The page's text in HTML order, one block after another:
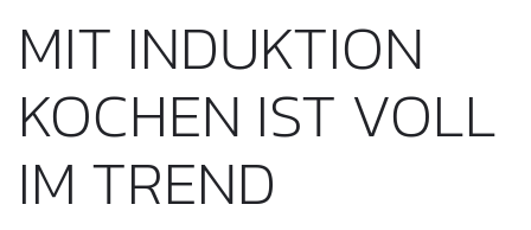
MIT INDUKTION
KOCHEN IST VOLL
IM TREND